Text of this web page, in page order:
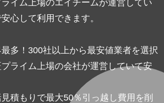
イム上場のエイチームが運営してい
心して利用できます。
最多！300社以上から最安値業者を選択
プライム上場の会社が運営していて安
見積もりで最大50％引っ越し費用を削